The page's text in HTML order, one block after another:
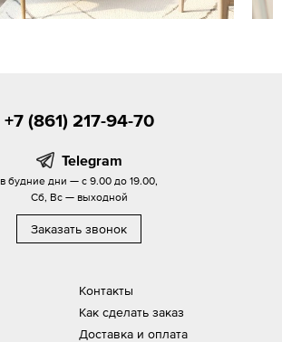
Контакты
Как сделать заказ
Доставка и оплата
+7 (861) 217-94-70
Telegram
в будние дни — с 9.00 до 19.00,
Сб, Вс — выходной
Заказать звонок